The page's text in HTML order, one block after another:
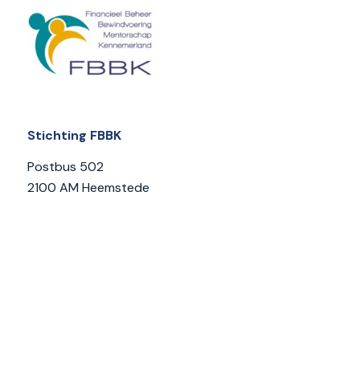
Stichting FBBK
Postbus 502
2100 AM Heemstede